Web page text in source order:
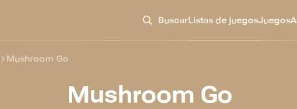
BuscarListas de juegosJuegos
Mushroom Go
Mushroom Go